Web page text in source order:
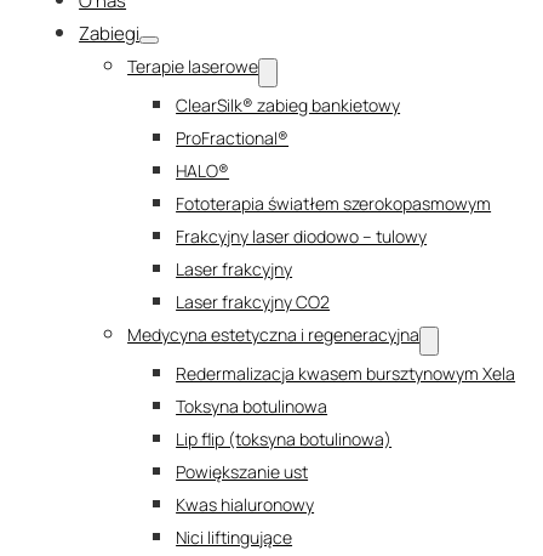
Zabiegi
Terapie laserowe
ClearSilk® zabieg bankietowy
ProFractional®
HALO®
Fototerapia światłem szerokopasmowym
Frakcyjny laser diodowo – tulowy
Laser frakcyjny
Laser frakcyjny CO2
Medycyna estetyczna i regeneracyjna
Redermalizacja kwasem bursztynowym Xela
Toksyna botulinowa
Lip flip (toksyna botulinowa)
Powiększanie ust
Kwas hialuronowy
Nici liftingujące